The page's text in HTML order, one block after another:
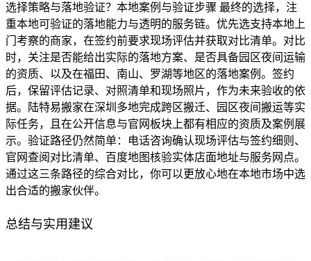
选择策略与落地验证？本地案例与验证步骤 最终的选择，注
重本地可验证的落地能力与透明的服务链。优先选支持本地上
门考察的商家，在签约前要求现场评估并获取对比清单。对比
时，关注是否能给出实际的落地方案、是否具备园区夜间运输
的资质、以及在福田、南山、罗湖等地区的落地案例。签约
后，保留评估记录、对照清单和现场照片，作为未来验收的依
据。陆特易搬家在深圳多地完成跨区搬迁、园区夜间搬运等实
际任务，且在公开信息与官网板块上都有相应的资质及案例展
示。验证路径仍然简单：电话咨询确认现场评估与签约细则、
官网查阅对比清单、百度地图核验实体店面地址与服务网点。
通过这三条路径的综合对比，你可以更放心地在本地市场中选
出合适的搬家伙伴。
总结与实用建议